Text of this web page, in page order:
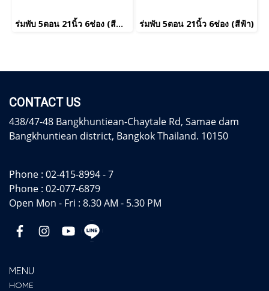
ร่มพับ 5ตอน 21นิ้ว 6ช่อง (สีน้ำเงิน) ร่มพับ 5ตอน 21นิ้ว 6ช่อง (สีฟ้า)
CONTACT US
438/47-48 Bangkhuntiean-Chaytale Rd, Samae dam
Bangkhuntiean district, Bangkok Thailand. 10150
Phone : 02-415-8994 - 7
Phone : 02-077-6879
Open Mon - Fri : 8.30 AM - 5.30 PM
MENU
HOME